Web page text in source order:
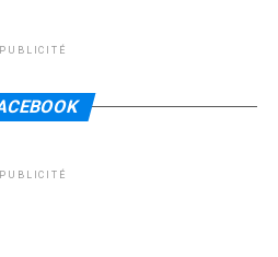
PUBLICITÉ
PUBLICITÉ